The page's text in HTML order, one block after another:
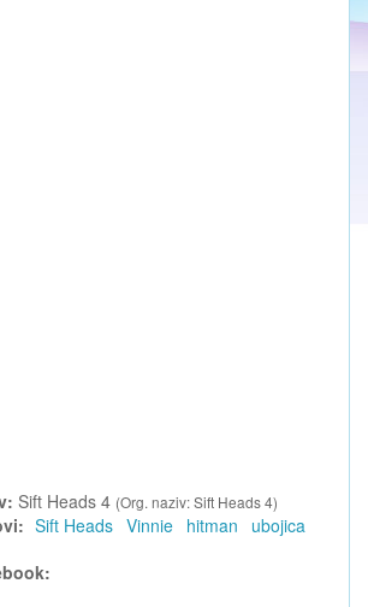
Sift Heads 4 (Org. naziv: Sift Heads 4)
Sift Heads Vinnie hitman
ubojica